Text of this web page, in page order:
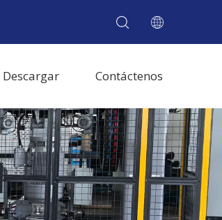
Descargar Contáctenos